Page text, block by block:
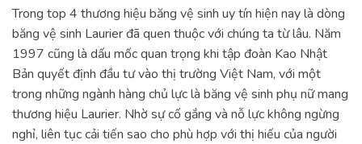
Trong top 4 thương hiệu băng vệ sinh uy tín hiện nay là dòng
băng vệ sinh Laurier đã quen thuộc với chúng ta từ lâu. Năm
1997 cũng là dấu mốc quan trọng khi tập đoàn Kao Nhật
Bản quyết định đầu tư vào thị trường Việt Nam, với một
trong những ngành hàng chủ lực là băng vệ sinh phụ nữ mang
thương hiệu Laurier. Nhờ sự cố gắng và nỗ lực không ngừng
nghỉ, liên tục cải tiến sao cho phù hợp với thị hiếu của người